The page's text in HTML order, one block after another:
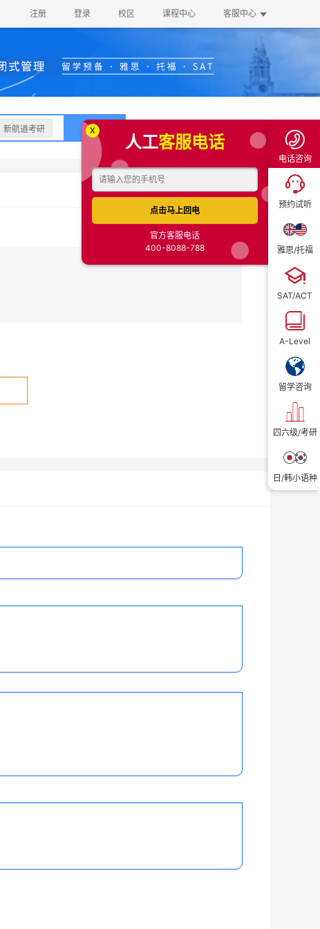
注册 登录 校区 课程中心 客服中心
新航道考研 搜索 400-8088-788
电话咨询
预约试听
雅思/托福
SAT/ACT
A-Level
留学咨询
四六级/考研
日/韩小语种
X
人工客服电话
点击马上回电
官方客服电话
400-8088-788